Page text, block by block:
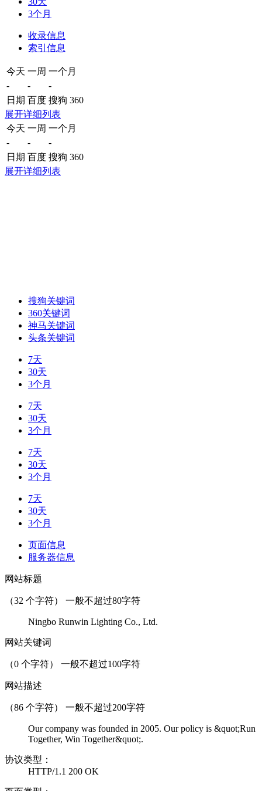
3个月
收录信息
索引信息
今天 一周 一个月
-
-
-
日期 百度 搜狗 360
展开详细列表
今天 一周 一个月
-
-
-
日期 百度 搜狗 360
展开详细列表
搜狗关键词
360关键词
神马关键词
头条关键词
7天
30天
3个月
7天
30天
3个月
7天
30天
3个月
7天
30天
3个月
页面信息
服务器信息
网站标题
（32 个字符） 一般不超过80字符
Ningbo Runwin Lighting Co., Ltd.
网站关键词
（0 个字符） 一般不超过100字符
网站描述
（86 个字符） 一般不超过200字符
Our company was founded in 2005. Our policy is &quot;Run
Together, Win Together&quot;.
协议类型：
HTTP/1.1 200 OK